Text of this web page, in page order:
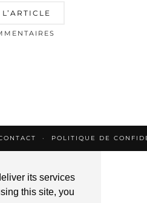
its services
this site, you
POLITIQUE DE